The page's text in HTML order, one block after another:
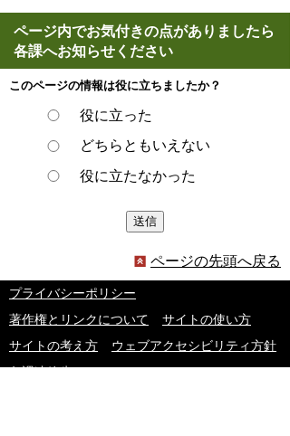
ページ内でお気付きの点がありましたら
各課へお知らせください
このページの情報は役に立ちましたか？
役に立った
どちらともいえない
役に立たなかった
ページの先頭へ戻る
プライバシーポリシー
著作権とリンクについて
サイトの使い方
サイトの考え方
ウェブアクセシビリティ方針
各課連絡先